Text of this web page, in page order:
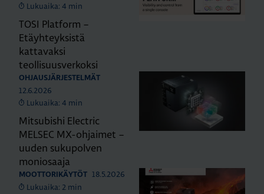
Lukuaika: 4 min
TOSI Platform –
Etäyhteyksistä
kattavaksi
teollisuusverkoksi
OHJAUSJÄRJESTELMÄT
12.6.2026
Lukuaika: 4 min
Mitsubishi Electric
MELSEC MX-ohjaimet –
uuden sukupolven
moniosaaja
MOOTTORIKÄYTÖT
18.5.2026
Lukuaika: 2 min